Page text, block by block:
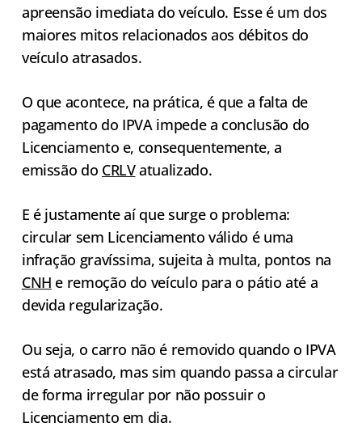
apreensão imediata do veículo. Esse é um dos
maiores mitos relacionados aos débitos do
veículo atrasados.
O que acontece, na prática, é que a falta de
pagamento do IPVA impede a conclusão do
Licenciamento e, consequentemente, a
emissão do CRLVatualizado.
E é justamente aí que surge o problema:
circular sem Licenciamento válido é uma
infração gravíssima, sujeita à multa, pontos na
CNH e remoção do veículo para o pátio até a
devida regularização.
Ou seja, o carro não é removido quando o IPVA
está atrasado, mas sim quando passa a circular
de forma irregular por não possuir o
Licenciamento em dia.